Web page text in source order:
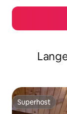
Superhost
Superhost